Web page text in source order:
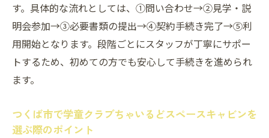
す。具体的な流れとしては、①問い合わせ→②見学・説
明会参加→③必要書類の提出→④契約手続き完了→⑤利
用開始となります。段階ごとにスタッフが丁寧にサポー
トするため、初めての方でも安心して手続きを進められ
ます。
つくば市で学童クラブちゃいるどスペースキャビンを
選ぶ際のポイント